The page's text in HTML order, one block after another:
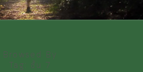
Browsed By
Tag: ชั้น 7